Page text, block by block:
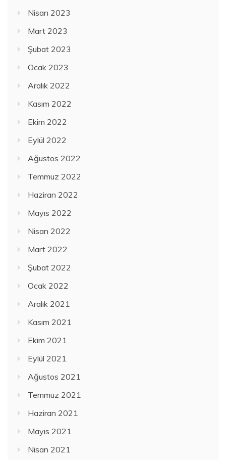
Nisan 2023
Mart 2023
Şubat 2023
Ocak 2023
Aralık 2022
Kasım 2022
Ekim 2022
Eylül 2022
Ağustos 2022
Temmuz 2022
Haziran 2022
Mayıs 2022
Nisan 2022
Mart 2022
Şubat 2022
Ocak 2022
Aralık 2021
Kasım 2021
Ekim 2021
Eylül 2021
Ağustos 2021
Temmuz 2021
Haziran 2021
Mayıs 2021
Nisan 2021